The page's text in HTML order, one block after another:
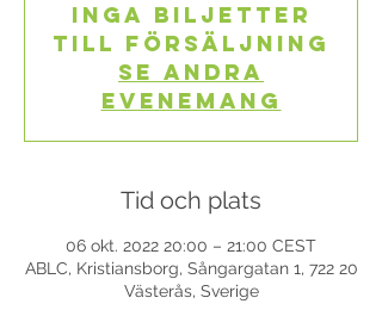
Inga biljetter
till försäljning
Se andra
evenemang
Tid och plats
06 okt. 2022 20:00 – 21:00 CEST
ABLC, Kristiansborg, Sångargatan 1, 722 20
Västerås, Sverige